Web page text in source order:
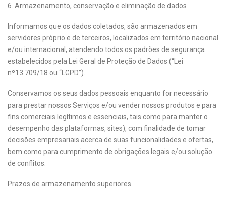
6. Armazenamento, conservação e eliminação de dados
Informamos que os dados coletados, são armazenados em
servidores próprio e de terceiros, localizados em território nacional
e/ou internacional, atendendo todos os padrões de segurança
estabelecidos pela Lei Geral de Proteção de Dados (“Lei
nº13.709/18 ou “LGPD”).
Conservamos os seus dados pessoais enquanto for necessário
para prestar nossos Serviços e/ou vender nossos produtos e para
fins comerciais legítimos e essenciais, tais como para manter o
desempenho das plataformas, sites), com finalidade de tomar
decisões empresariais acerca de suas funcionalidades e ofertas,
bem como para cumprimento de obrigações legais e/ou solução
de conflitos.
Prazos de armazenamento superiores.